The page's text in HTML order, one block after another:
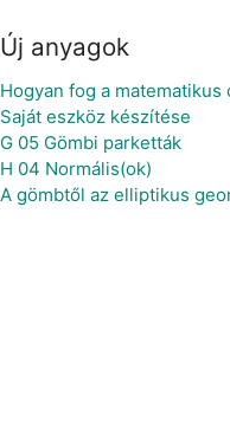
Új anyagok
Hogyan fog a matematikus
Saját eszköz készítése
G 05 Gömbi parketták
H 04 Normális(ok)
A gömbtől az elliptikus